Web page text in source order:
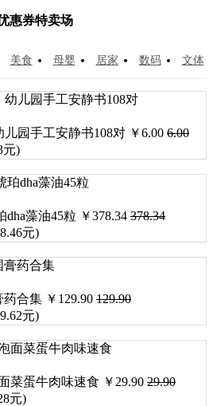
惠券特卖场
美食 母婴 居家 数码 文体
园手工安静书108对 ￥6.00 6.00
元)
dha藻油45粒 ￥378.34 378.34
元)
药合集 ￥ 129.90 129.90
元)
菜蛋牛肉味速食 ￥ 29.90 29.90
元)